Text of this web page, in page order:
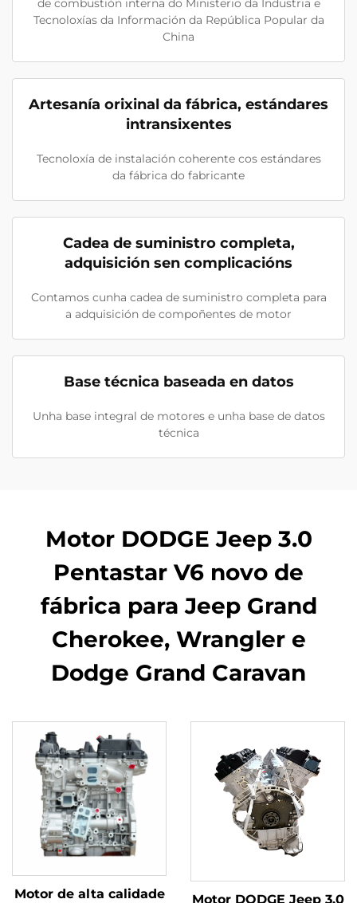
de combustión interna do Ministerio da Industria e
Tecnoloxías da Información da República Popular da
China
Artesanía orixinal da fábrica, estándares
intransixentes
Tecnoloxía de instalación coherente cos estándares
da fábrica do fabricante
Cadea de suministro completa,
adquisición sen complicacións
Contamos cunha cadea de suministro completa para
a adquisición de compoñentes de motor
Base técnica baseada en datos
Unha base integral de motores e unha base de datos
técnica
Motor DODGE Jeep 3.0
Pentastar V6 novo de
fábrica para Jeep Grand
Cherokee, Wrangler e
Dodge Grand Caravan
Motor de alta calidade Motor DODGE Jeep 3.0